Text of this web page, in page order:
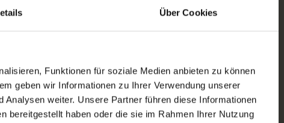
Über Cookies
Funktionen für soziale Medien anbieten zu können
geben wir Informationen zu Ihrer Verwendung unserer
weiter. Unsere Partner führen diese Informationen
bereitgestellt haben oder die sie im Rahmen Ihrer Nutzung